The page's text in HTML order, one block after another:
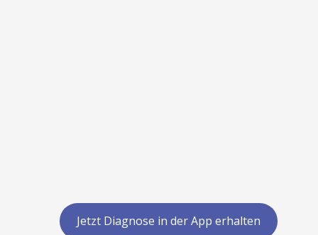
Jetzt Diagnose in der App erhalten